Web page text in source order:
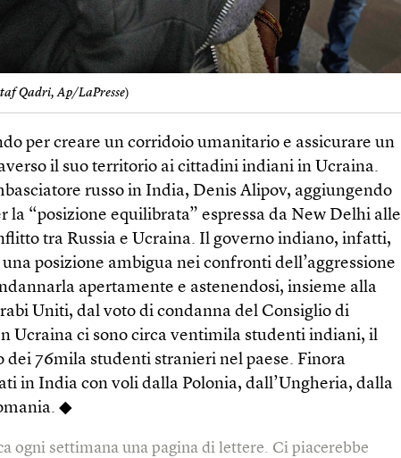
Qadri, Ap/LaPresse)
per creare un corridoio umanitario e assicurare un
il suo territorio ai cittadini indiani in Ucraina.
russo in India, Denis Alipov, aggiungendo
la “posizione equilibrata” espressa da New Delhi alle
tra Russia e Ucraina. Il governo indiano, infatti,
posizione ambigua nei confronti dell’aggressione
apertamente e astenendosi, insieme alla
Uniti, dal voto di condanna del Consiglio di
Ucraina ci sono circa ventimila studenti indiani, il
dei 76mila studenti stranieri nel paese. Finora
in India con voli dalla Polonia, dall’Ungheria, dalla
◆
ogni settimana una pagina di lettere. Ci piacerebbe